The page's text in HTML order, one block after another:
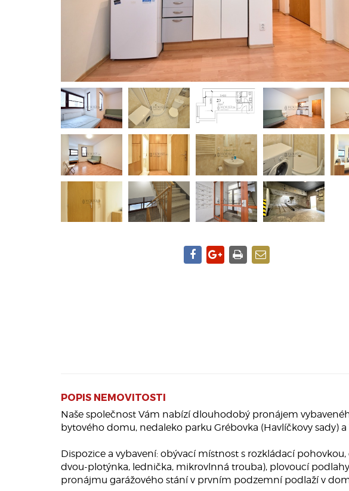
POPIS NEMOVITOSTI
Naše společnost Vám nabízí dlouhodobý pronájem
bytového domu, nedaleko parku Grébovka (Havlíčkovy sady)
Dispozice a vybavení: obývací místnost s rozkládací
dvou-plotýnka, lednička, mikrovlnná trouba), plovoucí
pronájmu garážového stání v prvním podzemní podlaží v